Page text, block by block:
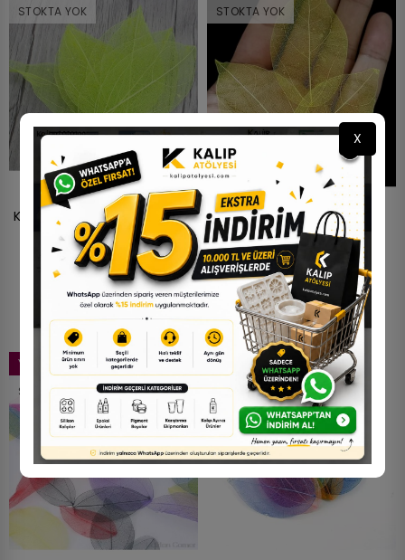
STOKTA YOK
Kumaş Yaprak - Fıstık Yeşili -
3 Adet
50,70 TL
STOKTA YOK
5li Kumaş Yaprak - Sarı
50,70 TL
YENI
STOKTA YOK
YENI
STOKTA YOK
X